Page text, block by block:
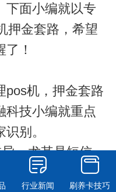
下面小编就以专
押金套路，希望
！
pos机，押金套路
科技小编就重点
别。
。尤其是短信、
就声称pos机刷卡
行业新闻 刷养卡技巧